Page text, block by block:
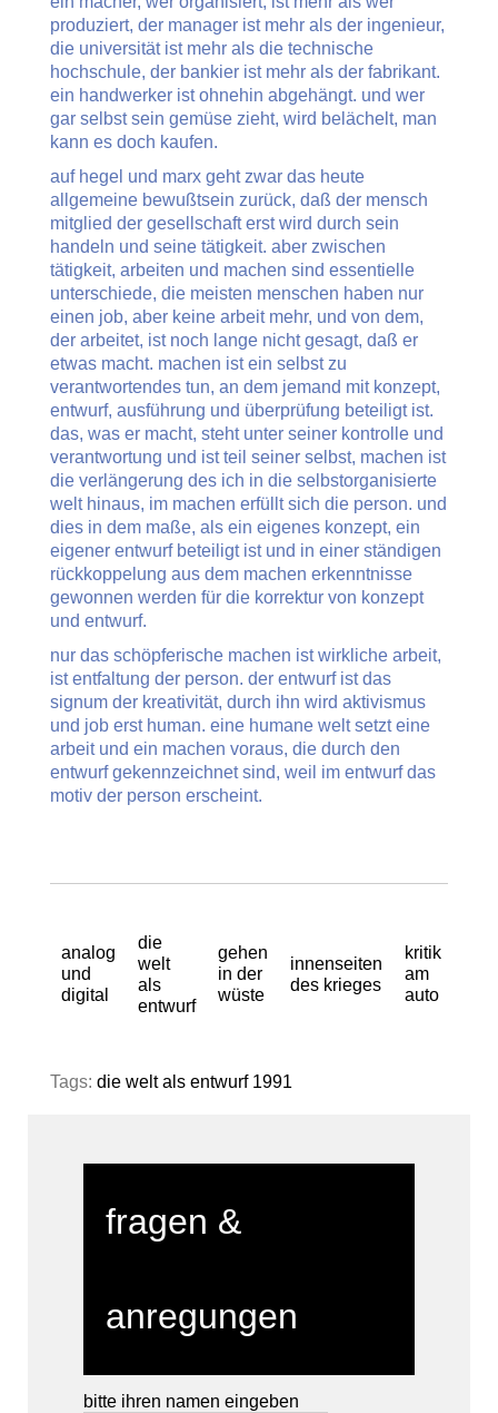
produziert, der manager ist mehr als der ingenieur,
die universität ist mehr als die technische
hochschule, der bankier ist mehr als der fabrikant.
ein handwerker ist ohnehin abgehängt. und wer
gar selbst sein gemüse zieht, wird belächelt, man
kann es doch kaufen.
auf hegel und marx geht zwar das heute
allgemeine bewußtsein zurück, daß der mensch
mitglied der gesellschaft erst wird durch sein
handeln und seine tätigkeit. aber zwischen
tätigkeit, arbeiten und machen sind essentielle
unterschiede, die meisten menschen haben nur
einen job, aber keine arbeit mehr, und von dem,
der arbeitet, ist noch lange nicht gesagt, daß er
etwas macht. machen ist ein selbst zu
verantwortendes tun, an dem jemand mit konzept,
entwurf, ausführung und überprüfung beteiligt ist.
das, was er macht, steht unter seiner kontrolle und
verantwortung und ist teil seiner selbst, machen ist
die verlängerung des ich in die selbstorganisierte
welt hinaus, im machen erfüllt sich die person. und
dies in dem maße, als ein eigenes konzept, ein
eigener entwurf beteiligt ist und in einer ständigen
rückkoppelung aus dem machen erkenntnisse
gewonnen werden für die korrektur von konzept
und entwurf.
nur das schöpferische machen ist wirkliche arbeit,
ist entfaltung der person. der entwurf ist das
signum der kreativität, durch ihn wird aktivismus
und job erst human. eine humane welt setzt eine
arbeit und ein machen voraus, die durch den
entwurf gekennzeichnet sind, weil im entwurf das
motiv der person erscheint.
analog
und
digital
die
welt
als
entwurf
gehen
in der
wüste
innenseiten
des krieges
kritik
am
auto
Tags: die welt als entwurf 1991
fragen &
anregungen
bitte ihren namen eingeben